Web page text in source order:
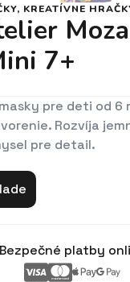
, KREATÍVNE
7+
pre deti od 6
Rozvíja
pre detail.
platby